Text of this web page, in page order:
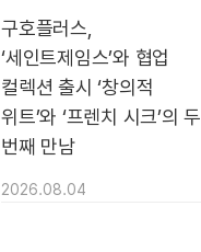
구호플러스,
‘세인트제임스’와 협업
컬렉션 출시 ‘창의적
위트’와 ‘프렌치 시크’의 두
번째 만남
2026.08.04